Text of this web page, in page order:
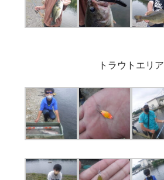
トラウトエリア